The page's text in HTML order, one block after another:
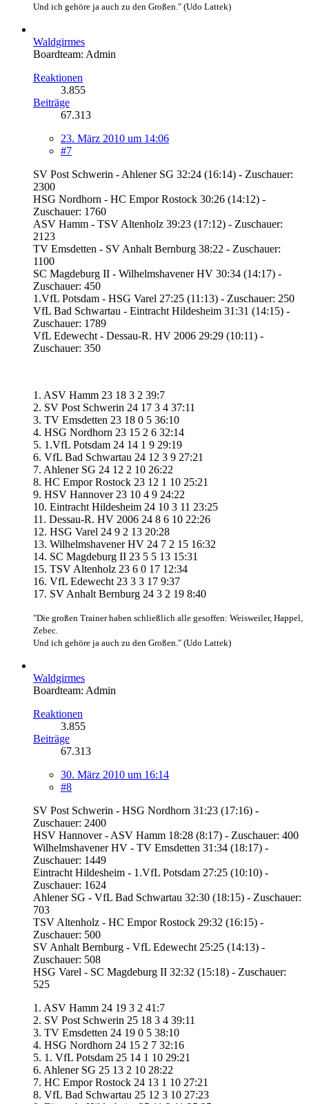
Und ich gehöre ja auch zu den Großen." (Udo Lattek)
Waldgirmes
Boardteam: Admin
Reaktionen
3.855
Beiträge
67.313
23. März 2010 um 14:06
#7
SV Post Schwerin - Ahlener SG 32:24 (16:14) - Zuschauer:
2300
HSG Nordhorn - HC Empor Rostock 30:26 (14:12) -
Zuschauer: 1760
ASV Hamm - TSV Altenholz 39:23 (17:12) - Zuschauer:
2123
TV Emsdetten - SV Anhalt Bernburg 38:22 - Zuschauer:
1100
SC Magdeburg II - Wilhelmshavener HV 30:34 (14:17) -
Zuschauer: 450
1.VfL Potsdam - HSG Varel 27:25 (11:13) - Zuschauer: 250
VfL Bad Schwartau - Eintracht Hildesheim 31:31 (14:15) -
Zuschauer: 1789
VfL Edewecht - Dessau-R. HV 2006 29:29 (10:11) -
Zuschauer: 350
1. ASV Hamm 23 18 3 2 39:7
2. SV Post Schwerin 24 17 3 4 37:11
3. TV Emsdetten 23 18 0 5 36:10
4. HSG Nordhorn 23 15 2 6 32:14
5. 1.VfL Potsdam 24 14 1 9 29:19
6. VfL Bad Schwartau 24 12 3 9 27:21
7. Ahlener SG 24 12 2 10 26:22
8. HC Empor Rostock 23 12 1 10 25:21
9. HSV Hannover 23 10 4 9 24:22
10. Eintracht Hildesheim 24 10 3 11 23:25
11. Dessau-R. HV 2006 24 8 6 10 22:26
12. HSG Varel 24 9 2 13 20:28
13. Wilhelmshavener HV 24 7 2 15 16:32
14. SC Magdeburg II 23 5 5 13 15:31
15. TSV Altenholz 23 6 0 17 12:34
16. VfL Edewecht 23 3 3 17 9:37
17. SV Anhalt Bernburg 24 3 2 19 8:40
"Die großen Trainer haben schließlich alle gesoffen: Weisweiler, Happel,
Zebec.
Und ich gehöre ja auch zu den Großen." (Udo Lattek)
Waldgirmes
Boardteam: Admin
Reaktionen
3.855
Beiträge
67.313
30. März 2010 um 16:14
#8
SV Post Schwerin - HSG Nordhorn 31:23 (17:16) -
Zuschauer: 2400
HSV Hannover - ASV Hamm 18:28 (8:17) - Zuschauer: 400
Wilhelmshavener HV - TV Emsdetten 31:34 (18:17) -
Zuschauer: 1449
Eintracht Hildesheim - 1.VfL Potsdam 27:25 (10:10) -
Zuschauer: 1624
Ahlener SG - VfL Bad Schwartau 32:30 (18:15) - Zuschauer:
703
TSV Altenholz - HC Empor Rostock 29:32 (16:15) -
Zuschauer: 500
SV Anhalt Bernburg - VfL Edewecht 25:25 (14:13) -
Zuschauer: 508
HSG Varel - SC Magdeburg II 32:32 (15:18) - Zuschauer:
525
1. ASV Hamm 24 19 3 2 41:7
2. SV Post Schwerin 25 18 3 4 39:11
3. TV Emsdetten 24 19 0 5 38:10
4. HSG Nordhorn 24 15 2 7 32:16
5. 1. VfL Potsdam 25 14 1 10 29:21
6. Ahlener SG 25 13 2 10 28:22
7. HC Empor Rostock 24 13 1 10 27:21
8. VfL Bad Schwartau 25 12 3 10 27:23